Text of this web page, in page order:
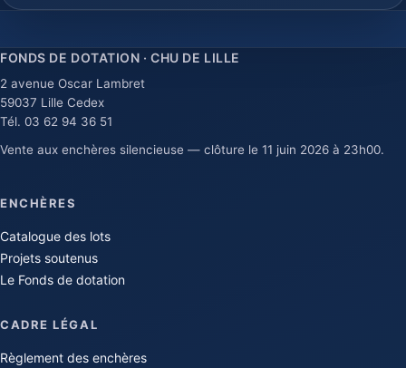
FONDS DE DOTATION · CHU DE LILLE
2 avenue Oscar Lambret
59037 Lille Cedex
Tél. 03 62 94 36 51
Vente aux enchères silencieuse — clôture le 11 juin 2026 à 23h00.
ENCHÈRES
Catalogue des lots
Projets soutenus
Le Fonds de dotation
CADRE LÉGAL
Règlement des enchères